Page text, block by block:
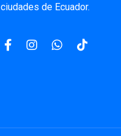
ciudades de Ecuador.